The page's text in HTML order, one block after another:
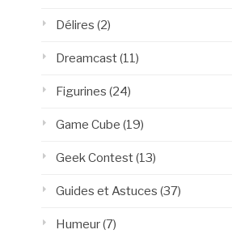
Délires (2)
Dreamcast(11)
Figurines (24)
Game Cube (19)
Geek Contest(13)
Guides et Astuces (37)
Humeur(7)